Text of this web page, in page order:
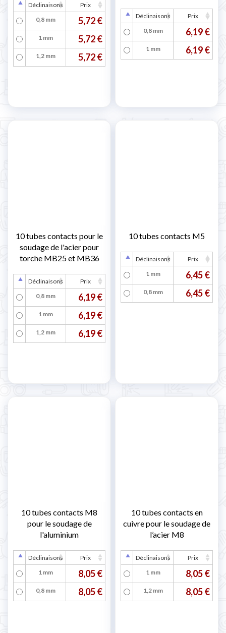
Déclinaisons
Prix
0,8 mm
5,72 €
1 mm 5,72 €
1,2 mm 5,72 €
Déclinaisons
Prix
0,8 mm
6,19 €
1 mm 6,19 €
10 tubes contacts pour le
soudage de l'acier pour
torche MB25 et MB36
Déclinaisons
Prix
0,8 mm
6,19 €
1 mm 6,19 €
1,2 mm 6,19 €
10 tubes contacts M5
Déclinaisons
Prix
1 mm
6,45 €
0,8 mm 6,45 €
10 tubes contacts M8
pour le soudage de
l'aluminium
Déclinaisons
Prix
1 mm
8,05 €
0,8 mm 8,05 €
10 tubes contacts en
cuivre pour le soudage de
l’acier M8
Déclinaisons
Prix
1 mm
8,05 €
1,2 mm 8,05 €